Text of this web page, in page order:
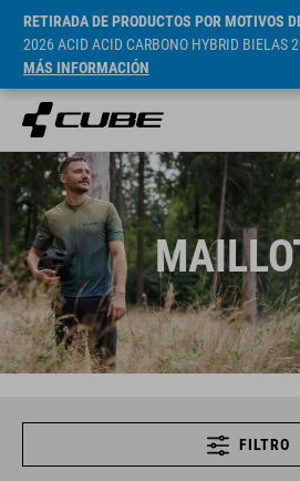
RETIRADA DE PRODUCTOS POR MOTIVOS
2026 ACID ACID CARBONO HYBRID BIELAS
MÁS INFORMACIÓN
FILTRO